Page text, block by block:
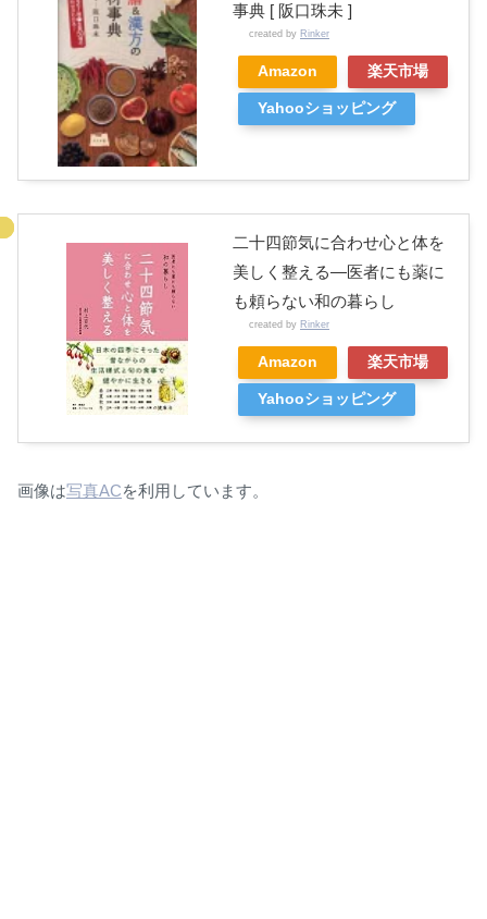
事典 [ 阪口珠未 ]
created by Rinker
Amazon 楽天市場
Yahooショッピング
二十四節気に合わせ心と体を
美しく整える—医者にも薬に
も頼らない和の暮らし
created by Rinker
Amazon 楽天市場
Yahooショッピング
画像は写真ACを利用しています。